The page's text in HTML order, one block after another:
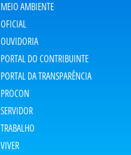
MEIO AMBIENTE
OFICIAL
OUVIDORIA
PORTAL DO CONTRIBUINTE
PORTAL DA TRANSPARÊNCIA
PROCON
SERVIDOR
TRABALHO
VIVER